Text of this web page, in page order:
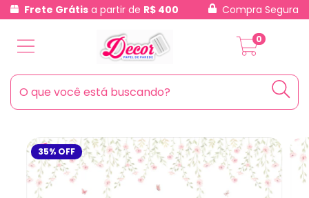
Frete Grátis a partir de R$ 400 Compra Segura
0
35% OFF